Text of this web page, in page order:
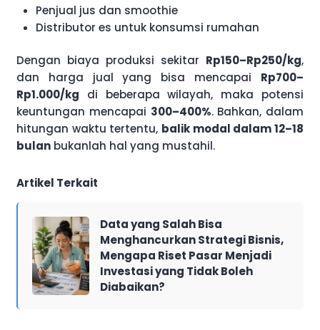
Penjual jus dan smoothie
Distributor es untuk konsumsi rumahan
Dengan biaya produksi sekitar Rp150–Rp250/kg,
dan harga jual yang bisa mencapai Rp700–
Rp1.000/kg di beberapa wilayah, maka potensi
keuntungan mencapai 300–400%. Bahkan, dalam
hitungan waktu tertentu, balik modal dalam 12–18
bulan bukanlah hal yang mustahil.
Artikel Terkait
Data yang Salah Bisa
Menghancurkan Strategi Bisnis,
Mengapa Riset Pasar Menjadi
Investasi yang Tidak Boleh
Diabaikan?